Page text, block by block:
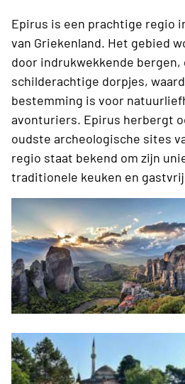
Epirus is een prachtige regio
van Griekenland. Het gebied
door indrukwekkende bergen,
schilderachtige dorpjes,
bestemming is voor
avonturiers. Epirus herbergt
oudste archeologische sites
regio staat bekend om zijn
traditionele keuken en